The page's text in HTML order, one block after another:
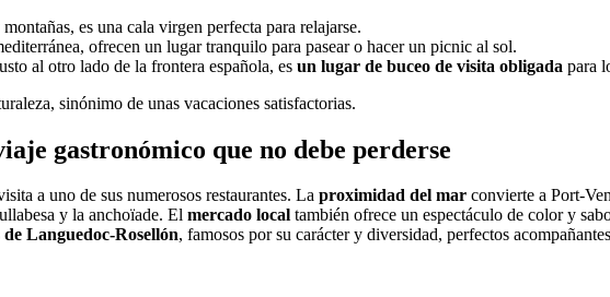
es una cala virgen perfecta para relajarse.
ofrecen un lugar tranquilo para pasear o hacer un picnic al sol.
al otro lado de la frontera española, es un lugar de buceo de visita obligada para
sinónimo de unas vacaciones satisfactorias.
gastronómico que no debe perderse
a uno de sus numerosos restaurantes. La proximidad del mar convierte a Port-
y la anchoïade. El mercado local también ofrece un espectáculo de color y
Languedoc-Rosellón, famosos por su carácter y diversidad, perfectos